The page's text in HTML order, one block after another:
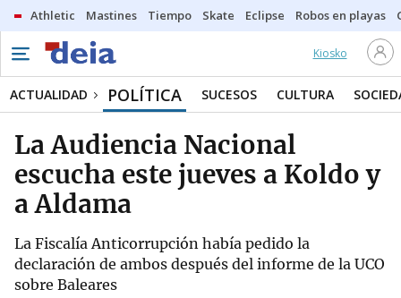
Athletic Mastines Tiempo Skate Eclipse Robos en playas
Kiosko
ACTUALIDAD POLÍTICA SUCESOS CULTURA
La Audiencia Nacional
escucha este jueves a Koldo y
a Aldama
La Fiscalía Anticorrupción había pedido la
declaración de ambos después del informe de la UCO
sobre Baleares